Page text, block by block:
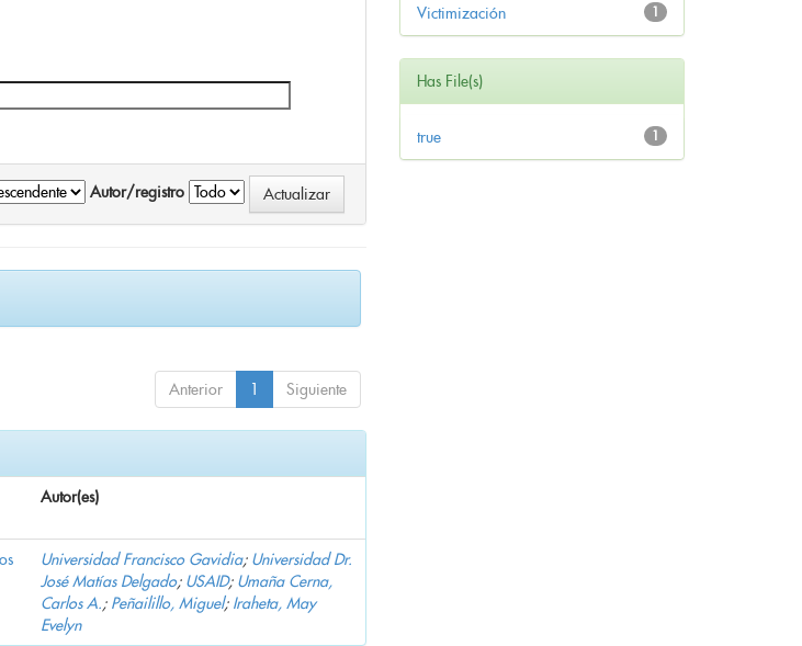
Autor/registro
Anterior 1 Siguiente
Autor(es)
Universidad Francisco Gavidia; Universidad Dr.
José Matías Delgado; USAID; Umaña Cerna,
Carlos A.; Peñailillo, Miguel; Iraheta, May
Evelyn
1
Victimización
Has File(s)
1
true